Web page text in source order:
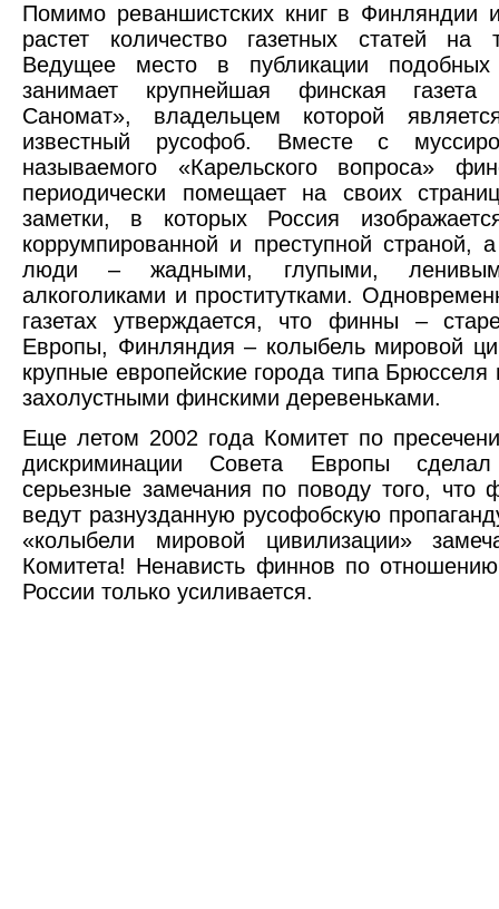
Помимо реваншистских книг в Финляндии
растет количество газетных статей
Ведущее место в публикации подобных
занимает крупнейшая финская газета
Саномат», владельцем которой
известный русофоб. Вместе с
называемого «Карельского вопроса»
периодически помещает на своих
заметки, в которых Россия
коррумпированной и преступной страной,
люди – жадными, глупыми,
алкоголиками и проститутками.
газетах утверждается, что финны –
Европы, Финляндия – колыбель мировой
крупные европейские города типа Брюсселя
захолустными финскими деревеньками.
Еще летом 2002 года Комитет по
дискриминации Совета Европы
серьезные замечания по поводу того, что
ведут разнузданную русофобскую
«колыбели мировой цивилизации»
Комитета! Ненависть финнов по
России только усиливается.